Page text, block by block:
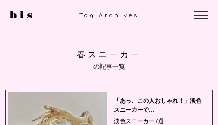
Tag Archives
春スニーカー
の記事一覧
「あっ、この人おしゃれ！」淡色
スニーカーで...
淡色スニーカー7選